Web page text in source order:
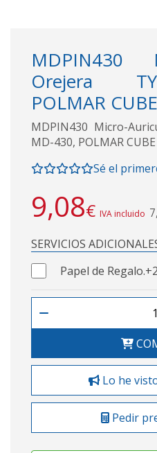
MDPIN430
Orejera
POLMAR
MDPIN430 Micro-
MD-430, POLMAR
Sé el
9,08€ IVA incluido
SERVICIOS
Papel de Regalo.
Lo he
Pedir